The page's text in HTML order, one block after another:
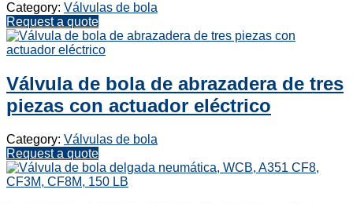
Category: Válvulas de bola
Request a quote
Válvula de bola de abrazadera de tres
piezas con actuador eléctrico
Category: Válvulas de bola
Request a quote